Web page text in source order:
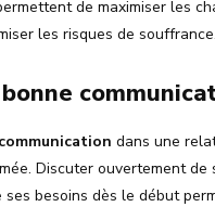
de maximiser les
les risques de souffrance.
communication dans une
Discuter ouvertement de
besoins dès le début